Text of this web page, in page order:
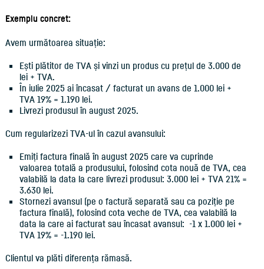
Exemplu concret:
Avem următoarea situație:
Ești plătitor de TVA și vinzi un produs cu prețul de 3.000 de
lei + TVA.
În iulie 2025 ai încasat / facturat un avans de 1.000 lei +
TVA 19% = 1.190 lei.
Livrezi produsul în august 2025.
Cum regularizezi TVA-ul în cazul avansului:
Emiți factura finală în august 2025 care va cuprinde
valoarea totală a produsului, folosind cota nouă de TVA, cea
valabilă la data la care livrezi produsul: 3.000 lei + TVA 21% =
3.630 lei.
Stornezi avansul (pe o factură separată sau ca poziție pe
factura finală), folosind cota veche de TVA, cea valabilă la
data la care ai facturat sau încasat avansul: -1 x 1.000 lei +
TVA 19% = -1.190 lei.
Clientul va plăti diferența rămasă.